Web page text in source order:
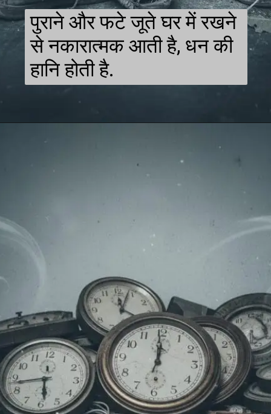
पुराने और फटे जूते घर में रखने
से नकारात्मक आती है, धन की
हानि होती है.